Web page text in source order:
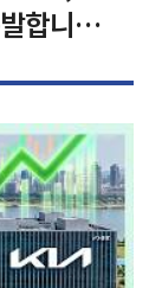
합니다